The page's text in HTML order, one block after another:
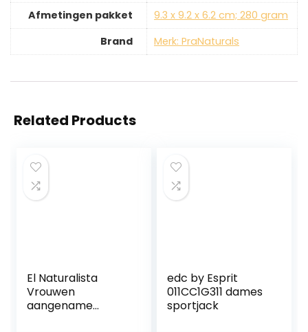
Afmetingen pakket
‎9.3 x 9.2 x 6.2 cm; 280 gram
Brand
Merk: PraNaturals
Related Products
El Naturalista
Vrouwen
aangename
edc by Esprit
011CC1G311 dames
sportjack